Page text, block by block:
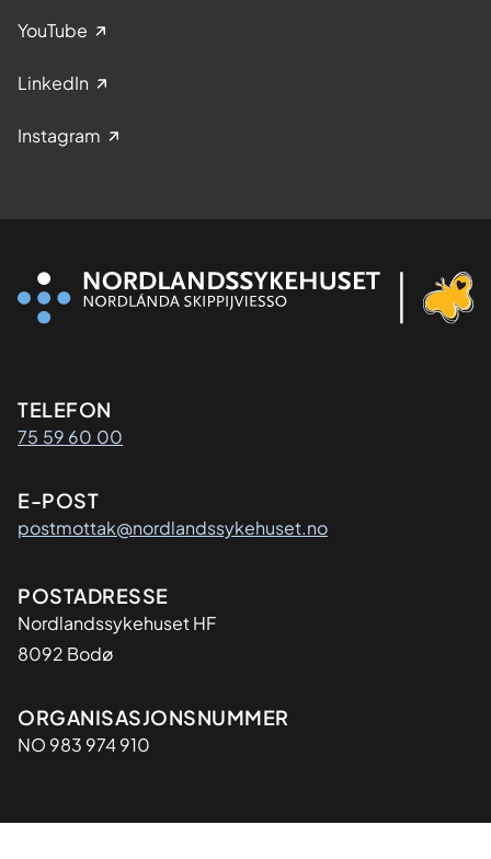
YouTube
LinkedIn
Instagram
Kontaktinformasjon
TELEFON
75 59 60 00
E-POST
postmottak@nordlandssykehuset.no
Adresse
POSTADRESSE
Nordlandssykehuset HF
8092 Bodø
Organisasjon
ORGANISASJONSNUMMER
NO 983 974 910